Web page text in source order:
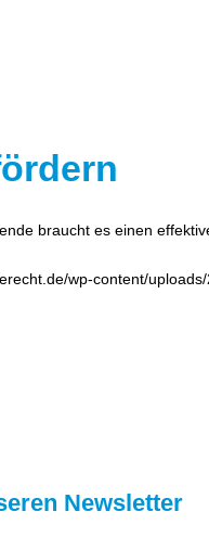
braucht es einen
Newsletter